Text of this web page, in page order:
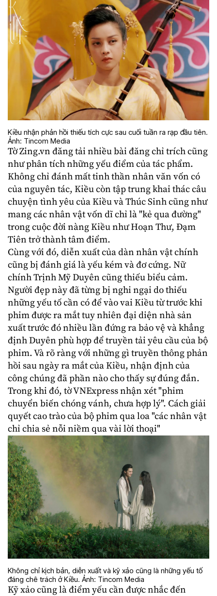
Kiều nhận phản hồi thiếu tích cực sau cuối tuần ra rạp đầu tiên.
Ảnh: Tincom Media
Tờ Zing.vn đăng tải nhiều bài đăng chỉ trích cũng
như phân tích những yếu điểm của tác phẩm.
Không chỉ đánh mất tinh thần nhân văn vốn có
của nguyên tác, Kiều còn tập trung khai thác câu
chuyện tình yêu của Kiều và Thúc Sinh cũng như
mang các nhân vật vốn dĩ chỉ là "kẻ qua đường"
trong cuộc đời nàng Kiều như Hoạn Thư, Đạm
Tiên trở thành tâm điểm.
Cùng với đó, diễn xuất của dàn nhân vật chính
cũng bị đánh giá là yếu kém và đơ cứng. Nữ
chính Trịnh Mỹ Duyên cũng thiếu biểu cảm.
Người đẹp này đã từng bị nghi ngại do thiếu
những yếu tố cần có để vào vai Kiều từ trước khi
phim được ra mắt tuy nhiên đại diện nhà sản
xuất trước đó nhiều lần đứng ra bảo vệ và khẳng
định Duyên phù hợp để truyền tải yêu cầu của bộ
phim. Và rõ ràng với những gì truyền thông phản
hồi sau ngày ra mắt của Kiều, nhận định của
công chúng đã phần nào cho thấy sự đúng đắn.
Trong khi đó, tờ VNExpressnhận xét"phim
chuyển biến chóng vánh, chưa hợp lý". Cách giải
quyết cao trào của bộ phim qua loa "các nhân vật
chỉ chia sẻ nỗi niềm qua vài lời thoại"
Không chỉ kịch bản, diễn xuất và kỹ xảo cũng là những yếu tố
đáng chê trách ở Kiều. Ảnh: Tincom Media
Kỹ xảo cũng là điểm yếu cần được nhắc đến